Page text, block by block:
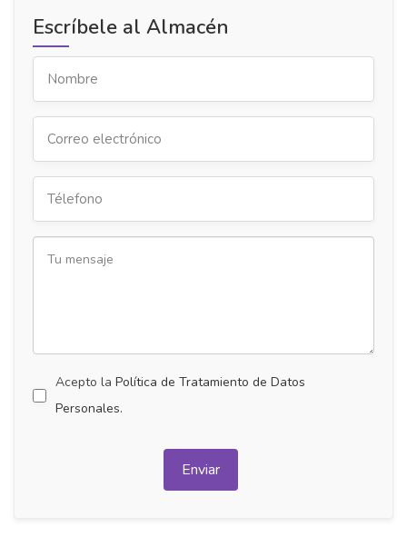
Escríbele al Almacén
Acepto la Política de Tratamiento de Datos
Personales.
Enviar